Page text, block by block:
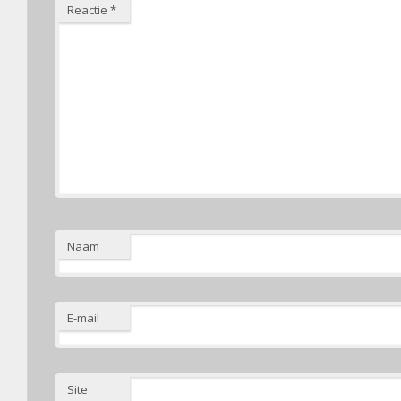
Reactie *
Naam
E-mail
Site